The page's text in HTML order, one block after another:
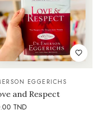
EGGERICHS
and Respect
TND